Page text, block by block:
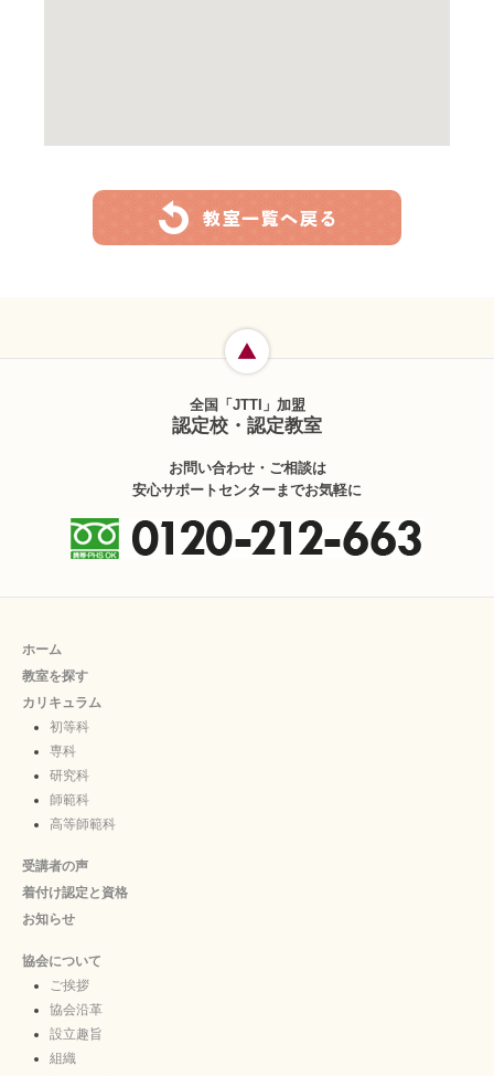
全国「JTTI」加盟
認定校・認定教室
お問い合わせ・ご相談は
安心サポートセンターまでお気軽に
ホーム
教室を探す
カリキュラム
初等科
専科
研究科
師範科
高等師範科
受講者の声
着付け認定と資格
お知らせ
協会について
ご挨拶
協会沿革
設立趣旨
組織